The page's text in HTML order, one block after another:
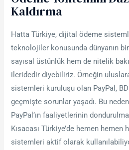
Kaldırma
Hatta Türkiye, dijital ödeme
teknolojiler konusunda dünyanın
sayısal üstünlük hem de nitelik
ileridedir diyebiliriz. Örneğin
sistemleri kuruluşu olan PayPal,
geçmişte sorunlar yaşadı. Bu
PayPal’ın faaliyetlerinin
Kısacası Türkiye’de hemen
sistemleri aktif olarak